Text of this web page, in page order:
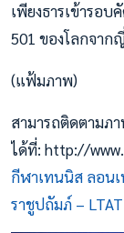
เพียงธารเข้ารอ
501 ของโลกจาก
(แฟ้มภาพ)
สามารถติดตามภ
ได้ที่: http://
กีฬาเทนนิส ลอน
ราชูปถัมภ์ – LTAT